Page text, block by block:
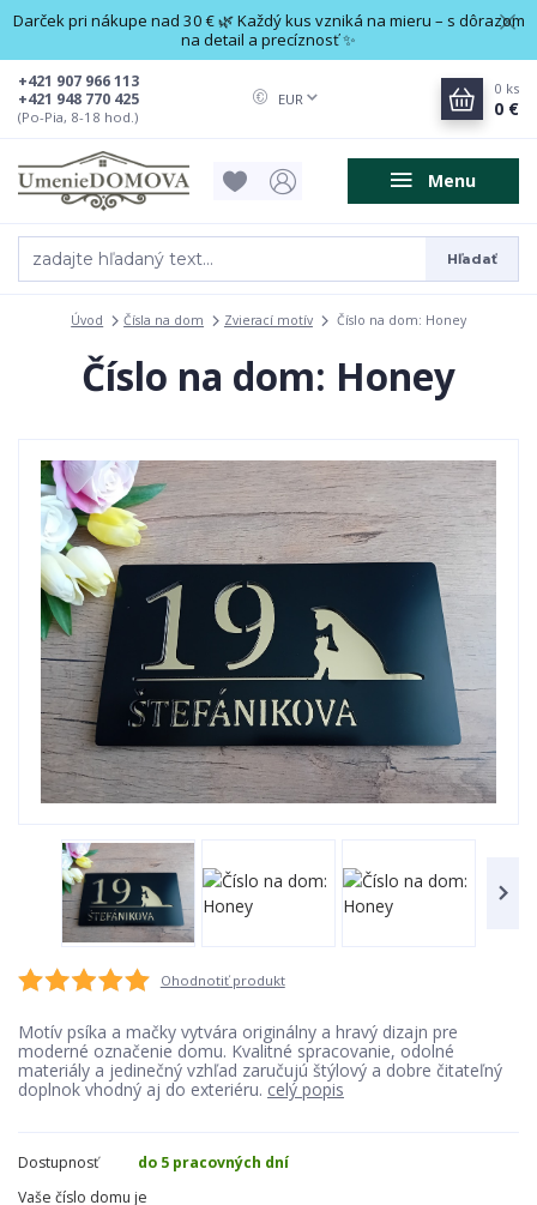
Darček pri nákupe nad 30 € 🌿 Každý kus vzniká na mieru – s dôrazom
na detail a precíznosť ✨
Menu
EUR
Hľadať
+421 948 770 425
+421 907 966 113
(Po-Pia, 8-18 hod.)
0 ks
0 €
Úvod Čísla na dom Zvierací motív Číslo na dom: Honey
Číslo na dom: Honey
Ohodnotiť produkt
Motív psíka a mačky vytvára originálny a hravý dizajn pre
moderné označenie domu. Kvalitné spracovanie, odolné
materiály a jedinečný vzhľad zaručujú štýlový a dobre čitateľný
doplnok vhodný aj do exteriéru. celý popis
Dostupnosť
do 5 pracovných dní
Vaše číslo domu je